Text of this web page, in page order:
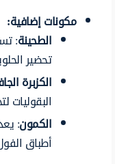
مكونات إضافية:
الطحينة:
تحضير
الكزبرة
البقوليات
الكمون:
أطباق